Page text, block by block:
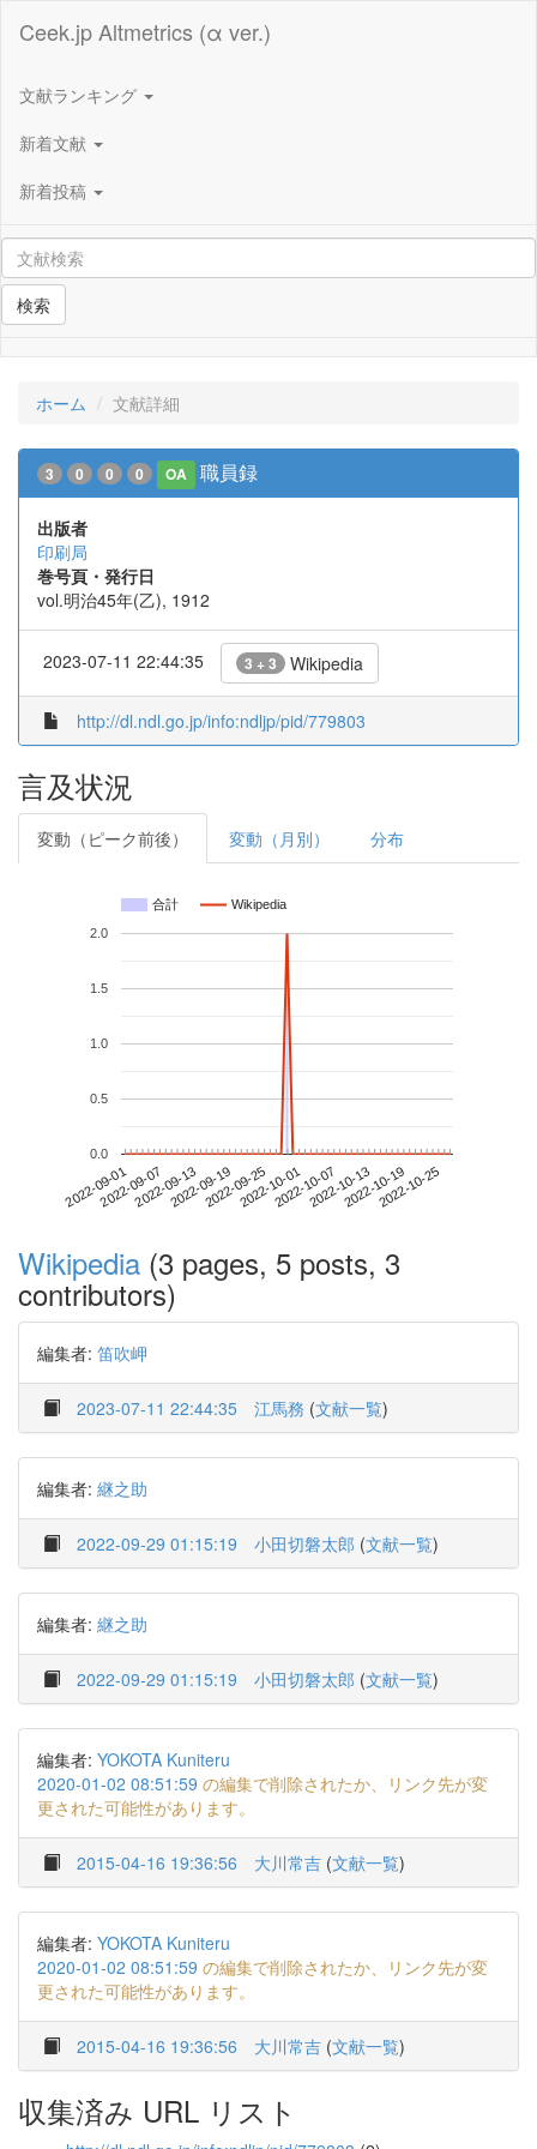
Ceek.jp Altmetrics (α ver.)
文献ランキング
新着文献
新着投稿
検索
ホーム 文献詳細
3 0 0 0 OA 職員録
出版者
印刷局
巻号頁・発行日
vol.明治45年(乙), 1912
2023-07-11 22:44:35 3 + 3 Wikipedia
http://dl.ndl.go.jp/info:ndljp/pid/779803
言及状況
変動（ピーク前後） 変動（月別） 分布
合計 Wikipedia
2022-09-012022-09-072022-09-132022-09-192022-09-252022-10-012022-10-072022-10-132022-10-192022-10-25
0.0
0.5
1.0
1.5
2.0
Wikipedia (3 pages, 5 posts, 3
contributors)
編集者: 笛吹岬
2023-07-11 22:44:35 江馬務 (文献一覧)
編集者: 継之助
2022-09-29 01:15:19 小田切磐太郎 (文献一覧)
編集者: 継之助
2022-09-29 01:15:19 小田切磐太郎 (文献一覧)
編集者: YOKOTA Kuniteru
2020-01-02 08:51:59 の編集で削除されたか、リンク先が変
更された可能性があります。
2015-04-16 19:36:56 大川常吉 (文献一覧)
編集者: YOKOTA Kuniteru
2020-01-02 08:51:59 の編集で削除されたか、リンク先が変
更された可能性があります。
2015-04-16 19:36:56 大川常吉 (文献一覧)
収集済み URL リスト